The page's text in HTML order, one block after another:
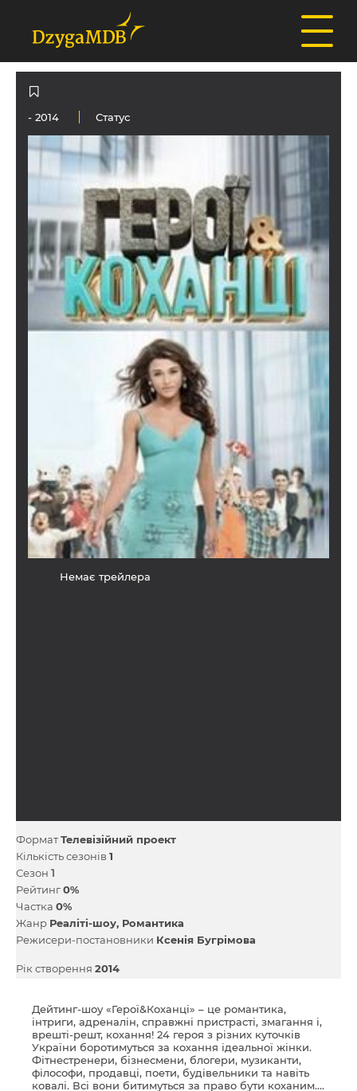
- 2014 Статус
Немає трейлера
ФорматТелевізійний проект
Кількість сезонів 1
Сезон 1
Рейтинг0%
Частка 0%
Жанр Реаліті-шоу Романтика
Режисери-постановники Ксенія Бугрімова
Рік створення 2014
Дейтинг-шоу «Герої&Коханці» – це романтика,
інтриги, адреналін, справжні пристрасті, змагання і,
врешті-решт, кохання! 24 героя з різних куточків
України боротимуться за кохання ідеальної жінки.
Фітнестренери, бізнесмени, блогери, музиканти,
філософи, продавці, поети, будівельники та навіть
ковалі. Всі вони битимуться за право бути коханим....